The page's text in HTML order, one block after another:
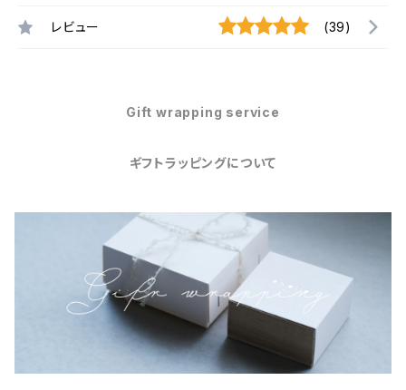
レビュー (39)
Gift wrapping service
ギフトラッピングについて